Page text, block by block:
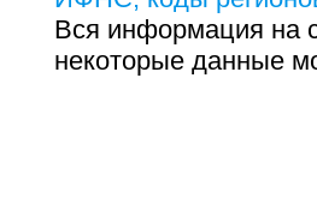
Вся информация на
некоторые данные